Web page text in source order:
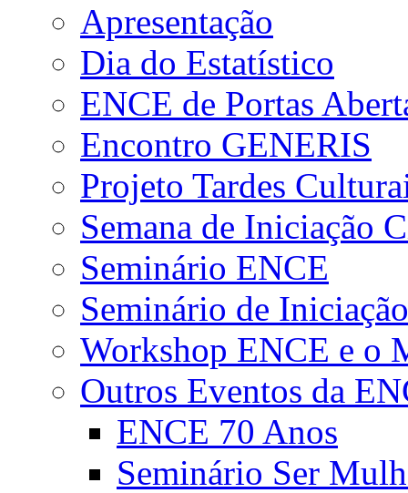
Apresentação
Dia do Estatístico
ENCE de Portas
Encontro GENERIS
Projeto Tardes
Semana de Iniciação
Seminário ENCE
Seminário de
Workshop ENCE e o
Outros Eventos da
ENCE 70 Anos
Seminário Ser